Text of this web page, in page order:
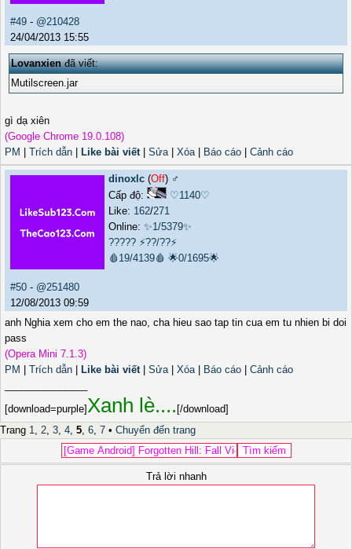
#49 - @210428
24/04/2013 15:55
Lovanxienđã viết:
Mutilscreen.jar
gì dạ xiên
(Google Chrome 19.0.108)
PM
Trích dẫn Like bài viết| Sửa| Xóa| Báo cáo Cảnh cáo
dinoxlc (Off) ♂️
Cấp độ:
♡1140♡
Like: 162/271
Online: ✨1/5379✨
????? ⚡??/??⚡
🩸19/4139🩸 🌟0/1695🌟
#50 - @251480
12/08/2013 09:59
anh Nghia xem cho em the nao, cha hieu sao tap tin cua em tu nhien bi doi
pass
(Opera Mini 7.1.3)
PM
Trích dẫn Like bài viết| Sửa| Xóa| Báo cáo
Cảnh cáo
[download=purple]Xanh lè.... [/download]
Trang 1, 2, 3, 4, 5, 6, 7 • Chuyển đến trang
Trả lời nhanh